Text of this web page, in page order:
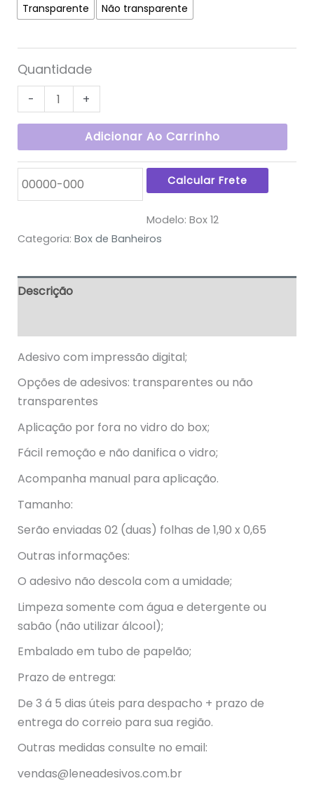
Transparente Não transparente
Quantidade
- +
Adicionar Ao Carrinho
Modelo:Box 12
Categoria: Box de Banheiros
Descrição
Adesivo com impressão digital;
Opções de adesivos: transparentes ou não
transparentes
Aplicação por fora no vidro do box;
Fácil remoção e não danifica o vidro;
Acompanha manual para aplicação.
Tamanho:
Serão enviadas 02 (duas) folhas de 1,90 x 0,65
Outras informações:
O adesivo não descola com a umidade;
Limpeza somente com água e detergente ou
sabão (não utilizar álcool);
Embalado em tubo de papelão;
Prazo de entrega:
De 3 á 5 dias úteis para despacho + prazo de
entrega do correio para sua região.
Outras medidas consulte no email:
vendas@leneadesivos.com.br